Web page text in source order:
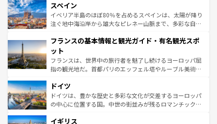
ろん、トスカーナの美しい田園風景やアマルフィ海岸の絶
景など、自然景観も見逃せない。観光の合間には、本場の
ピザやパスタなど、絶品のイタリア料理を堪能することも
ませてくれるイタリアで、忘れられない旅をしてみよう！
なお、新着のイタリア情報は
しい。
スペイン
イベリア半島のほぼ80％を占めるスペインは、太陽が降り
注ぐ地中海沿岸から雄大なピレネー山脈まで、多彩な自然
文化が根付くこの国では、情熱的なフラメンコ、熱気あふ
れる闘牛、そして美味しいタパスが生活の一部となってい
る。首都マドリードの洗練された雰囲気や、バルセロナの
アートに溢れた街角から、地方では古代ローマ遺跡や中世
せる。地方によって風土や気候が異なるスペインはその個
性で訪れる人を魅了する。 なお、新着のスペイン情報は コ
ンテンツ一覧を参照してほしい。
フランスの基本情報と観光ガイド・有名観光スポ
ット
フランスは、世界中の旅行者を魅了し続けるヨーロッパ屈
指の観光地だ。首都パリのエッフェル塔やルーブル美術館
で、幅広い魅力が詰まっている。華麗な宮殿、歴史的な大
聖堂、美しいビーチ、そして豊かな自然が、訪れる者を心
から魅了する。また、フランスは美食の国としても知ら
いる。シャンパンの発祥地であるランス、プロヴァンスの
ドイツ
ドイツは、豊かな歴史と多彩な文化が交差するヨーロッパ
の中心に位置する国。中世の街並みが残るロマンチック街
顔を持つこの国は、どこを歩いても飽きることがない。ベ
イギリス